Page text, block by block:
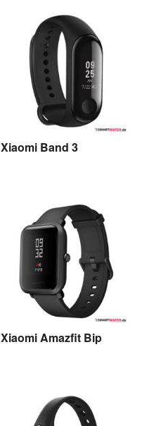
Xiaomi Band 3
Xiaomi Amazfit Bip